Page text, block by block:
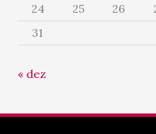
24
25 26
31
« dez